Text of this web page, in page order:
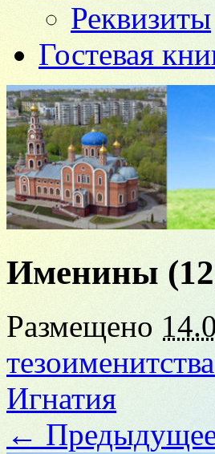
Реквизиты
Гостевая
Именины
Размещено
Игнатия
←